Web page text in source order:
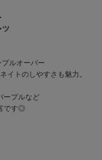
ツ
ルオーバー
イトのしやすさも魅力。
ープルなど
です◎